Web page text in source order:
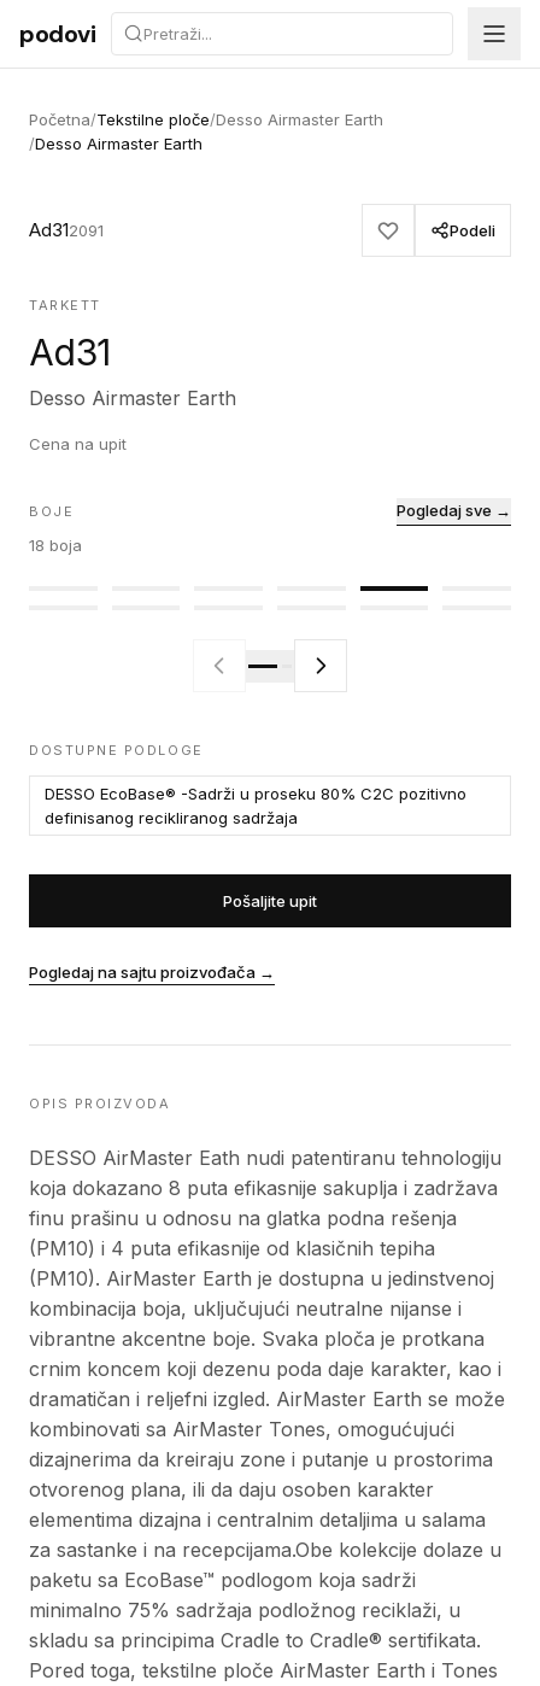
Preskoči na sadržaj
podovi
Početna/Tekstilne ploče/Desso Airmaster Earth
/Desso Airmaster Earth
Ad312091 Podeli
TARKETT
Ad31
Desso Airmaster Earth
Cena na upit
BOJE
18 boja
Pogledaj sve →
DOSTUPNE PODLOGE
DESSO EcoBase® -Sadrži u proseku 80% C2C pozitivno
definisanog recikliranog sadržaja
Pošaljite upit
Pogledaj na sajtu proizvođača →
OPIS PROIZVODA
DESSO AirMaster Eath nudi patentiranu tehnologiju
koja dokazano 8 puta efikasnije sakuplja i zadržava
finu prašinu u odnosu na glatka podna rešenja
(PM10) i 4 puta efikasnije od klasičnih tepiha
(PM10). AirMaster Earth je dostupna u jedinstvenoj
kombinacija boja, uključujući neutralne nijanse i
vibrantne akcentne boje. Svaka ploča je protkana
crnim koncem koji dezenu poda daje karakter, kao i
dramatičan i reljefni izgled. AirMaster Earth se može
kombinovati sa AirMaster Tones, omogućujući
dizajnerima da kreiraju zone i putanje u prostorima
otvorenog plana, ili da daju osoben karakter
elementima dizajna i centralnim detaljima u salama
za sastanke i na recepcijama.Obe kolekcije dolaze u
paketu sa EcoBase™ podlogom koja sadrži
minimalno 75% sadržaja podložnog reciklaži, u
skladu sa principima Cradle to Cradle® sertifikata.
Pored toga, tekstilne ploče AirMaster Earth i Tones